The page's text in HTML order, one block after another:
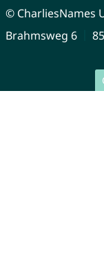
© CharliesNames
Brahmsweg 6